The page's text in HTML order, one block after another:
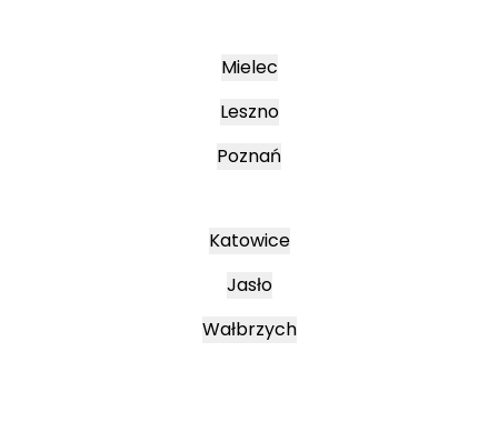
Mielec
Leszno
Poznań
Katowice
Jasło
Wałbrzych